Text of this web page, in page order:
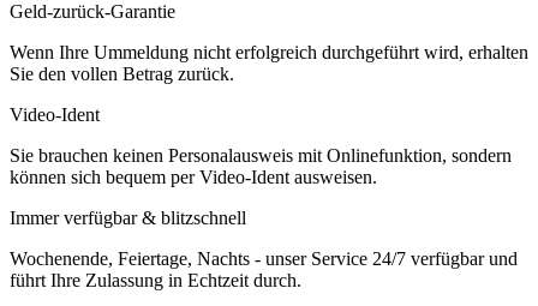
Geld-zurück-Garantie
Wenn Ihre Ummeldung nicht erfolgreich durchgeführt wird, erhalten
Sie den vollen Betrag zurück.
Video-Ident
Sie brauchen keinen Personalausweis mit Onlinefunktion, sondern
können sich bequem per Video-Ident ausweisen.
Immer verfügbar & blitzschnell
Wochenende, Feiertage, Nachts - unser Service 24/7 verfügbar und
führt Ihre Zulassung in Echtzeit durch.